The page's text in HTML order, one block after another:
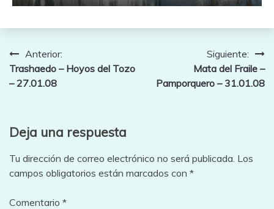
Navegación
de
Anterior:
Trashaedo – Hoyos del Tozo
– 27.01.08
Siguiente:
Mata del Fraile –
Pamporquero – 31.01.08
Deja una respuesta
Tu dirección de correo electrónico no será publicada. Los
campos obligatorios están marcados con *
Comentario *